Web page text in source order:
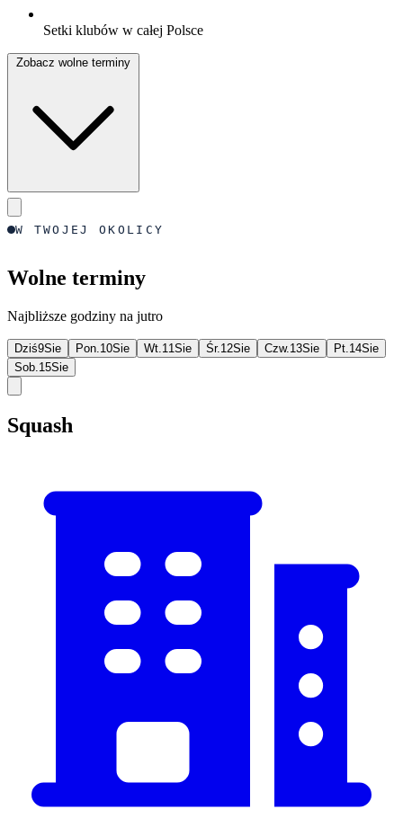
Setki klubów w całej Polsce
W TWOJEJ OKOLICY
Wolne terminy
Najbliższe godziny na jutro
Dziś9Sie Pon. 10Sie Wt. 11Sie Śr. 12Sie Czw. 13Sie Pt. 14Sie
Sob. 15Sie
Squash